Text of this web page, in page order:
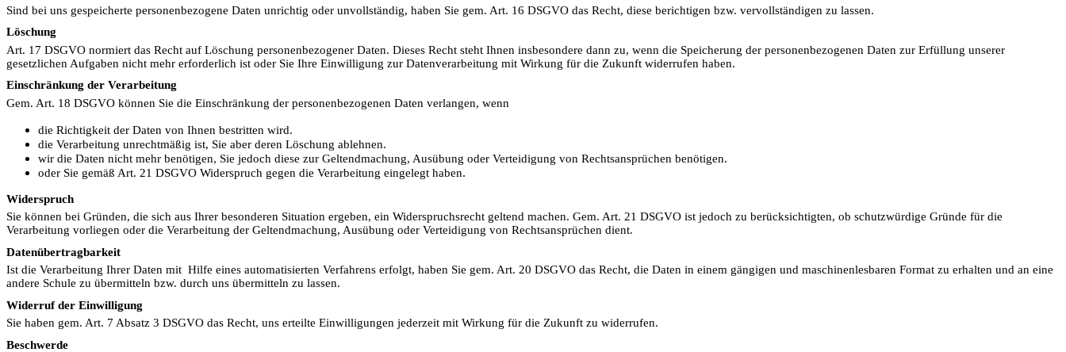
Sind bei uns gespeicherte personenbezogene Daten unrichtig oder unvollständig, haben Sie gem. Art. 16 DSGVO das Recht, diese berichtigen bzw. vervollständigen zu lassen.
Löschung
Art. 17 DSGVO normiert das Recht auf Löschung personenbezogener Daten. Dieses Recht steht Ihnen insbesondere dann zu, wenn die Speicherung der personenbezogenen Daten zur Erfüllung unserer
gesetzlichen Aufgaben nicht mehr erforderlich ist oder Sie Ihre Einwilligung zur Datenverarbeitung mit Wirkung für die Zukunft widerrufen haben.
Einschränkung der Verarbeitung
Gem. Art. 18 DSGVO können Sie die Einschränkung der personenbezogenen Daten verlangen, wenn
die Richtigkeit der Daten von Ihnen bestritten wird.
die Verarbeitung unrechtmäßig ist, Sie aber deren Löschung ablehnen.
wir die Daten nicht mehr benötigen, Sie jedoch diese zur Geltendmachung, Ausübung oder Verteidigung von Rechtsansprüchen benötigen.
oder Sie gemäß Art. 21 DSGVO Widerspruch gegen die Verarbeitung eingelegt haben.
Widerspruch
Sie können bei Gründen, die sich aus Ihrer besonderen Situation ergeben, ein Widerspruchsrecht geltend machen. Gem. Art. 21 DSGVO ist jedoch zu berücksichtigten, ob schutzwürdige Gründe für die
Verarbeitung vorliegen oder die Verarbeitung der Geltendmachung, Ausübung oder Verteidigung von Rechtsansprüchen dient.
Datenübertragbarkeit
Ist die Verarbeitung Ihrer Daten mit Hilfe eines automatisierten Verfahrens erfolgt, haben Sie gem. Art. 20 DSGVO das Recht, die Daten in einem gängigen und maschinenlesbaren Format zu erhalten und an eine
andere Schule zu übermitteln bzw. durch uns übermitteln zu lassen.
Widerruf der Einwilligung
Sie haben gem. Art. 7 Absatz 3 DSGVO das Recht, uns erteilte Einwilligungen jederzeit mit Wirkung für die Zukunft zu widerrufen.
Beschwerde